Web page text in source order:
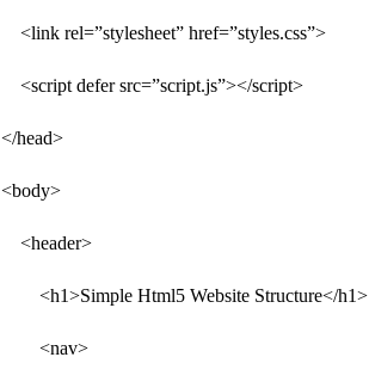
<link rel=”stylesheet” href=”styles.css”>
<script defer src=”script.js”></script>
</head>
<body>
<header>
<h1>Simple Html5 Website Structure</h1>
<nav>